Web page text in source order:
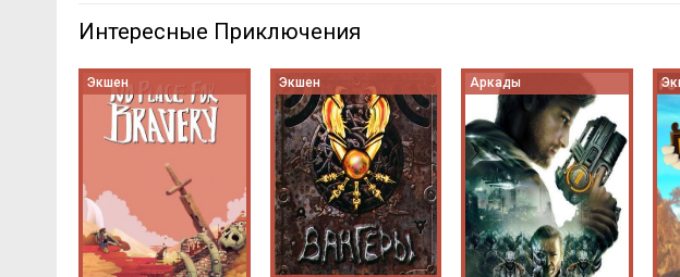
Интересные Приключения
Экшен Экшен Аркады